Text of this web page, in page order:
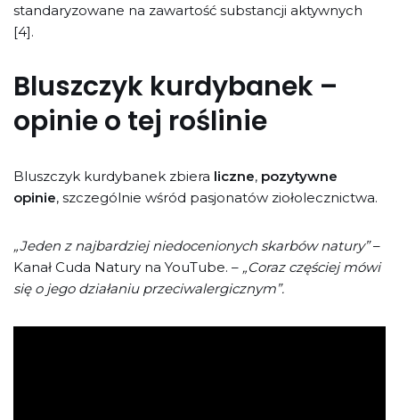
standaryzowane na zawartość substancji aktywnych
[4].
Bluszczyk kurdybanek –
opinie o tej roślinie
Bluszczyk kurdybanek zbiera liczne, pozytywne
opinie, szczególnie wśród pasjonatów ziołolecznictwa.
„Jeden z najbardziej niedocenionych skarbów natury”–
Kanał Cuda Natury na YouTube. – „Coraz częściej mówi
się o jego działaniu przeciwalergicznym”.